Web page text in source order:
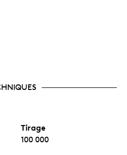
Tirage
100 000